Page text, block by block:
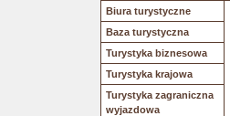
Biura turystyczne
Baza turystyczna
Turystyka biznesowa
Turystyka krajowa
Turystyka zagraniczna
wyjazdowa